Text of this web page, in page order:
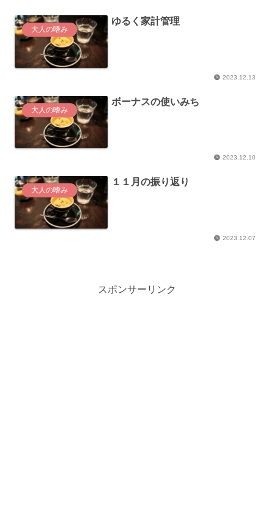
大人の嗜み
ゆるく家計管理
2023.12.13
大人の嗜み
ボーナスの使いみち
2023.12.10
大人の嗜み
１１月の振り返り
2023.12.07
スポンサーリンク